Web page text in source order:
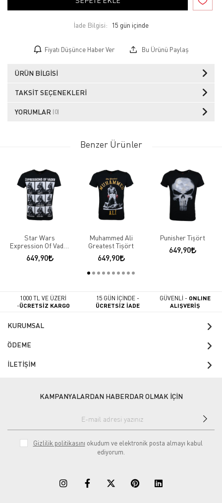
İade Bilgisi:
Fiyatı Düşünce Haber Ver Bu Ürünü Paylaş
ÜRÜN BILGISI
TAKSIT SEÇENEKLERI
YORUMLAR (0)
Benzer Ürünler
Star Wars
Expression Of Vader
Tişört
649,90
Muhammed Ali
Greatest Tişört
649,90
Punisher Tişört
649,90
1000 TL VE ÜZERİ
-ÜCRETSİZ KARGO
15 GÜN İÇİNDE -
ÜCRETSİZ İADE
GÜVENLİ - ONLINE
ALIŞVERİŞ
KURUMSAL
ÖDEME
İLETİŞİM
KAMPANYALARDAN HABERDAR OLMAK İÇİN
Gizlilik politikasını okudum ve elektronik posta almayı kabul
ediyorum.